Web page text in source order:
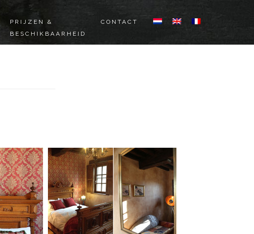
PRIJZEN &
BESCHIKBAARHEID
CONTACT